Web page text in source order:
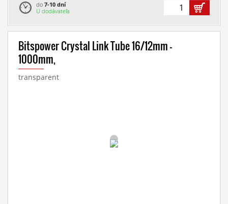
do 7-10 dní
U dodávateľa
Bitspower Crystal Link Tube 16/12mm -
1000mm,
transparent